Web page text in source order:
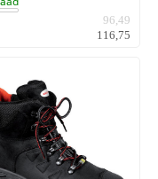
96,49
116,75